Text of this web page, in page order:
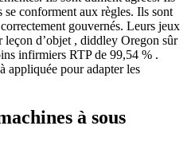
se conforment aux règles. Ils sont
gouvernés. Leurs jeux
leçon d’objet , diddley Oregon sûr
infirmiers RTP de 99,54 % .
appliquée pour adapter les
à sous